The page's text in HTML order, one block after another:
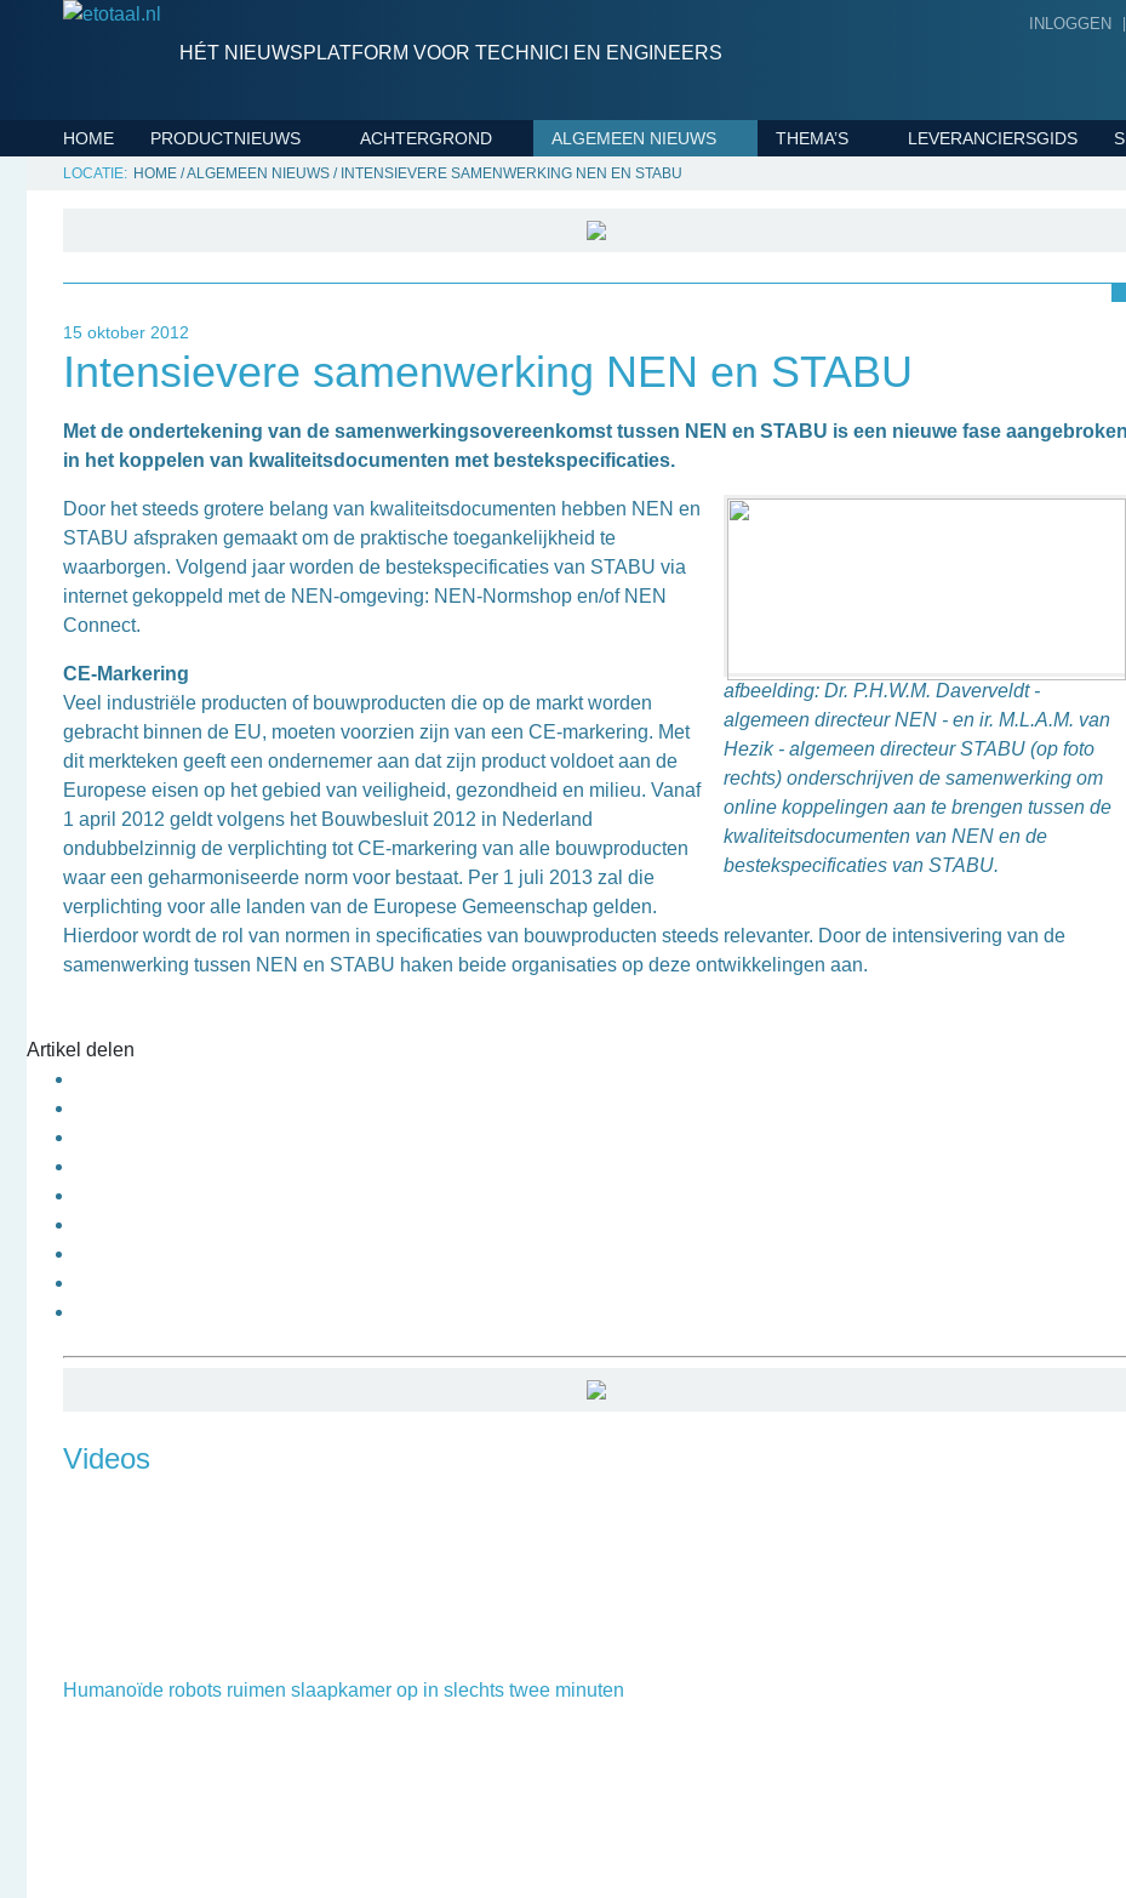
HÉT NIEUWSPLATFORM VOOR TECHNICI EN ENGINEERS
INLOGGEN
HOME PRODUCTNIEUWS ACHTERGROND ALGEMEEN NIEUWS THEMA’S LEVERANCIERSGIDS
HOME /ALGEMEEN NIEUWS / INTENSIEVERE SAMENWERKING NEN EN STABU
15 oktober 2012
Intensievere samenwerking NEN en STABU
Met de ondertekening van de samenwerkingsovereenkomst tussen NEN en STABU is een nieuwe fase aangebroken
in het koppelen van kwaliteitsdocumenten met bestekspecificaties.
afbeelding: Dr. P.H.W.M. Daverveldt -
algemeen directeur NEN - en ir. M.L.A.M. van
Hezik - algemeen directeur STABU (op foto
rechts) onderschrijven de samenwerking om
online koppelingen aan te brengen tussen de
kwaliteitsdocumenten van NEN en de
bestekspecificaties van STABU.
Door het steeds grotere belang van kwaliteitsdocumenten hebben NEN en
STABU afspraken gemaakt om de praktische toegankelijkheid te
waarborgen. Volgend jaar worden de bestekspecificaties van STABU via
internet gekoppeld met de NEN-omgeving: NEN-Normshop en/of NEN
Connect.
CE-Markering
Veel industriële producten of bouwproducten die op de markt worden
gebracht binnen de EU, moeten voorzien zijn van een CE-markering. Met
dit merkteken geeft een ondernemer aan dat zijn product voldoet aan de
Europese eisen op het gebied van veiligheid, gezondheid en milieu. Vanaf
1 april 2012 geldt volgens het Bouwbesluit 2012 in Nederland
ondubbelzinnig de verplichting tot CE-markering van alle bouwproducten
waar een geharmoniseerde norm voor bestaat. Per 1 juli 2013 zal die
verplichting voor alle landen van de Europese Gemeenschap gelden.
Hierdoor wordt de rol van normen in specificaties van bouwproducten steeds relevanter. Door de intensivering van de
samenwerking tussen NEN en STABU haken beide organisaties op deze ontwikkelingen aan.
Artikel delen
Videos
Humanoïde robots ruimen slaapkamer op in slechts twee minuten